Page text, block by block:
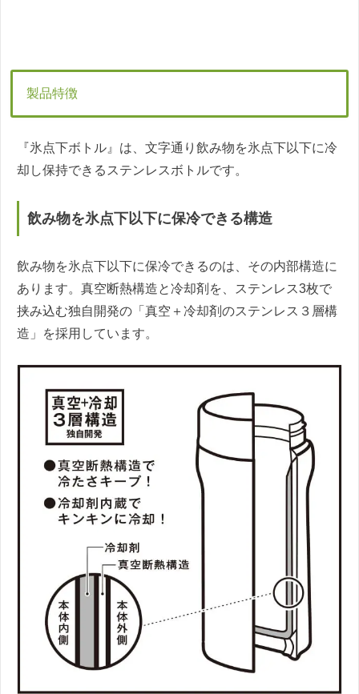
製品特徴
『氷点下ボトル』は、文字通り飲み物を氷点下以下に冷
却し保持できるステンレスボトルです。
飲み物を氷点下以下に保冷できる構造
飲み物を氷点下以下に保冷できるのは、その内部構造に
あります。真空断熱構造と冷却剤を、ステンレス3枚で
挟み込む独自開発の「真空＋冷却剤のステンレス３層構
造」を採用しています。